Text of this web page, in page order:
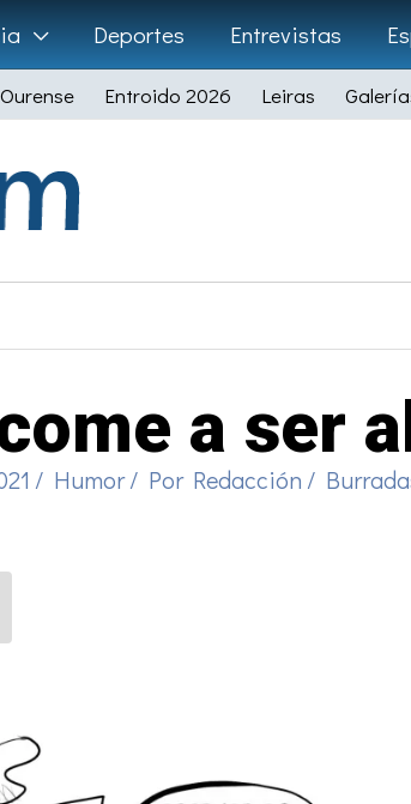
Deportes Entrevistas
Entroido 2026 Leiras
a ser
/ Humor/ Por Redacción /